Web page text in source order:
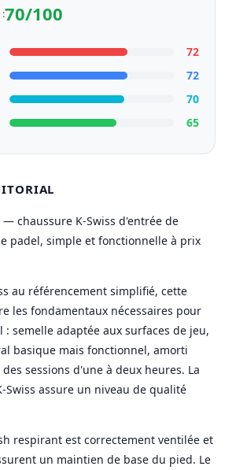
70/100
72
72
70
65
— chaussure K-Swiss d'entrée de
padel, simple et fonctionnelle à prix
au référencement simplifié, cette
les fondamentaux nécessaires pour
: semelle adaptée aux surfaces de jeu,
basique mais fonctionnel, amorti
sessions d'une à deux heures. La
Swiss assure un niveau de qualité
respirant est correctement ventilée et
un maintien de base du pied. Le